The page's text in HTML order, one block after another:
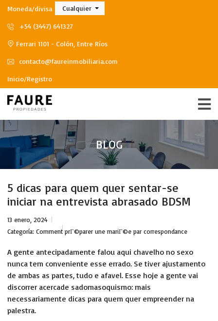
Moneda/divisa Cualquier
+54 (3447) 641327
Ferrari 1101 - Colón, Entre Ríos
contacto@faureinmobiliaria.com
Inicio/Registro
BLOG
5 dicas para quem quer sentar-se
iniciar na entrevista abrasado BDSM
13 enero, 2024
Categoría: Comment prГ©parer une mariГ©e par correspondance
A gente antecipadamente falou aqui chavelho no sexo
nunca tem conveniente esse errado. Se tiver ajustamento
de ambas as partes, tudo e afavel. Esse hoje a gente vai
discorrer acercade sadomasoquismo: mais
necessariamente dicas para quem quer empreender na
palestra.